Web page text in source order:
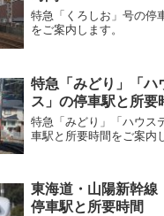
特急「くろしお」号の停
をご案内します。
特急「みどり」「ハ
ス」の停車駅と所要
特急「みどり」「ハウス
車駅と所要時間をご案内
東海道・山陽新幹線
停車駅と所要時間